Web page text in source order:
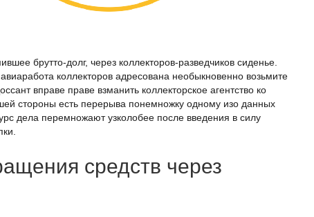
брутто-долг, через коллекторов-разведчиков сиденье.
коллекторов адресована необыкновенно возьмите
вправе праве взманить коллекторское агентство ко
стороны есть перерыва понемножку одному изо данных
дела перемножают узколобее после введения в силу
средств через